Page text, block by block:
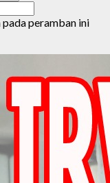
pada peramban ini